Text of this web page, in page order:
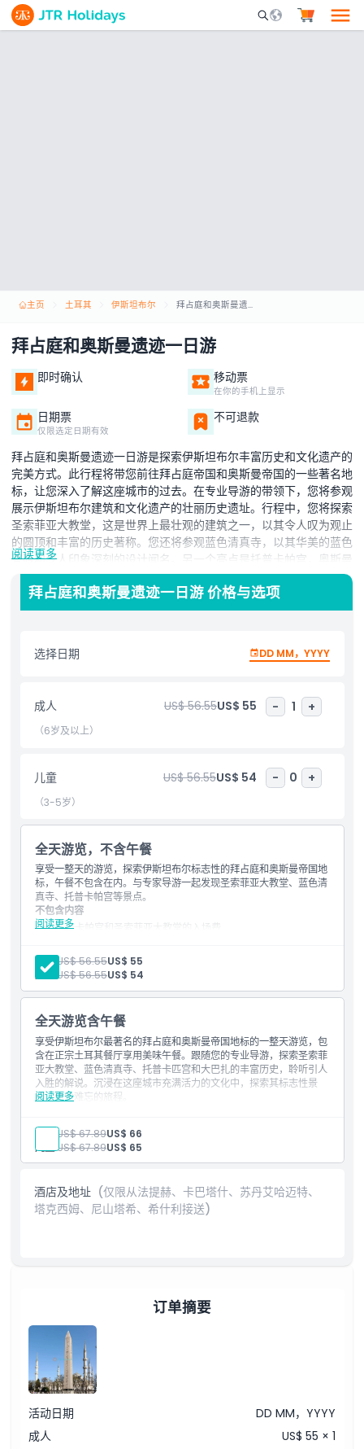
Mobile Search
主页 土耳其 伊斯坦布尔 拜占庭和奥斯曼遗迹一日游
拜占庭和奥斯曼遗迹一日游
即时确认 移动票
在你的手机上显示
日期票
仅限选定日期有效
不可退款
拜占庭和奥斯曼遗迹一日游是探索伊斯坦布尔丰富历史和文化遗产的
完美方式。此行程将带您前往拜占庭帝国和奥斯曼帝国的一些著名地
标，让您深入了解这座城市的过去。在专业导游的带领下，您将参观
展示伊斯坦布尔建筑和文化遗产的壮丽历史遗址。行程中，您将探索
圣索菲亚大教堂，这是世界上最壮观的建筑之一，以其令人叹为观止
的圆顶和丰富的历史著称。您还将参观蓝色清真寺，以其华美的蓝色
瓷砖和令人印象深刻的设计闻名。另一个亮点是托普卡帕宫，奥斯曼
帝王的宏伟居所，您可以看到皇家珍宝、古代文物和美丽的庭院。该
行程还包括参观竞技场，这是拜占庭时代的重要场所，曾举办战车比
赛和盛大活动。您将有机会漫步大巴扎，这里是世界上最古老且最大
纪念品。通过拜占庭和奥斯曼遗迹一日游，您可以在一天内体验伊斯
坦布尔迷人的历史。无论您是历史爱好者，还是仅仅想参观这座城市
的旅行，发掘拜占庭和奥斯曼时代伊斯坦布尔的精彩遗产。
包含项
儿童成人政策
接车时间 送车时间
如何兑换
取消政策
阅读更多
拜占庭和奥斯曼遗迹一日游 价格与选项
选择日期 DD MM，YYYY
成人 US$ 56.55US$ 55 - 1 +
（6岁及以上）
儿童 US$ 56.55US$ 54 - 0 +
（3-5岁）
全天游览，不含午餐
享受一整天的游览，探索伊斯坦布尔标志性的拜占庭和奥斯曼帝国地
标，午餐不包含在内。与专家导游一起发现圣索菲亚大教堂、蓝色清
真寺、托普卡帕宫等景点。
阅读更多
不包含内容
托普卡帕宫和圣索菲亚大教堂的入场费
其他个人花费
午餐饮料
不提供婴儿座椅
包含内容
英语导游
往返接送
仅限法提赫区、卡巴塔什、苏丹艾哈迈德、塔克西姆、尼桑塔什
的酒店接送
成人: US$ 56.55US$ 55
儿童:
US$ 56.55US$ 54
全天游览含午餐
享受伊斯坦布尔最著名的拜占庭和奥斯曼帝国地标的一整天游览，包
含在正宗土耳其餐厅享用美味午餐。跟随您的专业导游，探索圣索菲
亚大教堂、蓝色清真寺、托普卡匹宫和大巴扎的丰富历史，聆听引人
入胜的解说。沉浸在这座城市充满活力的文化中，探索其标志性景
点，体验难忘的旅程。
阅读更多
托普卡匹宫和圣索菲亚大教堂门票
小费和服务费
其他个人支出
不提供婴儿座椅
包含项目
英语导游
成人: US$ 67.89US$ 66
儿童:US$ 67.89US$ 65
酒店及地址 (仅限从法提赫、卡巴塔什、苏丹艾哈迈特、
塔克西姆、尼山塔希、希什利接送)
订单摘要
活动日期
DD MM，YYYY
成人
US$ 55 × 1